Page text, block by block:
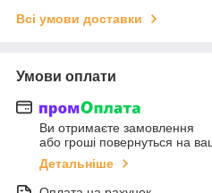
Всі умови доставки
Умови оплати
Ви отримаєте замовлення
або гроші повернуться на
Детальніше